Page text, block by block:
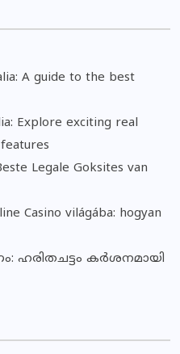
A guide to the best
Explore exciting real
Legale Goksites van
Casino világába: hogyan
ഹരിതചട്ടം കര്‍ശനമായി